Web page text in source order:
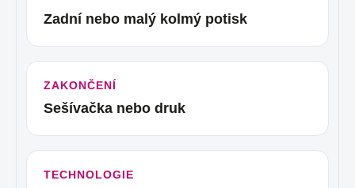
Zadní nebo malý kolmý potisk
ZAKONČENÍ
Sešívačka nebo druk
TECHNOLOGIE